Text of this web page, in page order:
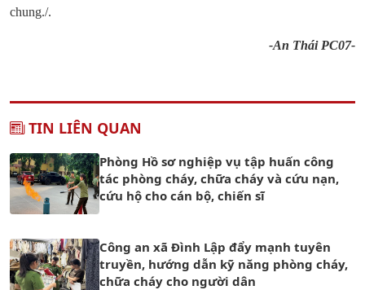
chung./.
-An Thái PC07-
TIN LIÊN QUAN
Phòng Hồ sơ nghiệp vụ tập huấn công
tác phòng cháy, chữa cháy và cứu nạn,
cứu hộ cho cán bộ, chiến sĩ
Công an xã Đình Lập đẩy mạnh tuyên
truyền, hướng dẫn kỹ năng phòng cháy,
chữa cháy cho người dân